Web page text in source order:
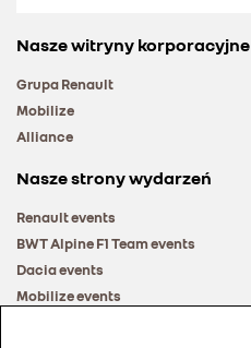
Nasze witryny korporacyjne
Grupa Renault
Mobilize
Alliance
Nasze strony wydarzeń
Renault events
BWT Alpine F1 Team events
Dacia events
Mobilize events